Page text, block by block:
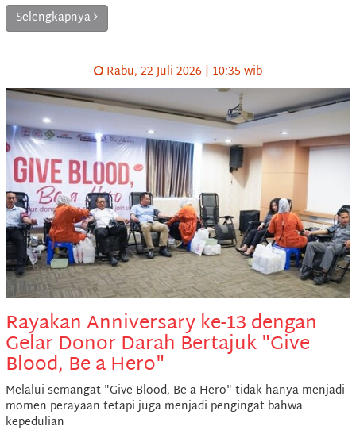
Selengkapnya
Rabu, 22 Juli 2026 | 10:35 wib
Rayakan Anniversary ke-13 dengan
Gelar Donor Darah Bertajuk "Give
Blood, Be a Hero"
Melalui semangat "Give Blood, Be a Hero" tidak hanya menjadi
momen perayaan tetapi juga menjadi pengingat bahwa
kepedulian